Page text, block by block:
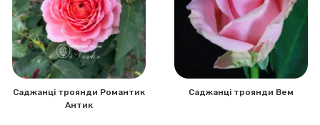
Саджанці троянди Романтик
Антик
Саджанці троянди Вем